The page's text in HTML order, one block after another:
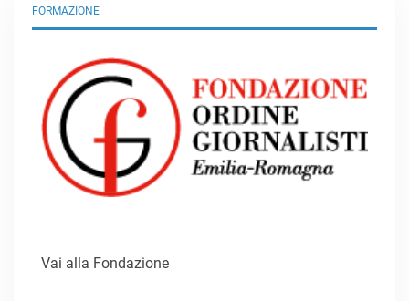
FORMAZIONE
Vai alla Fondazione